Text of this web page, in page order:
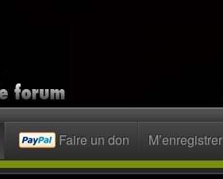
Faire un don M’enregistrer